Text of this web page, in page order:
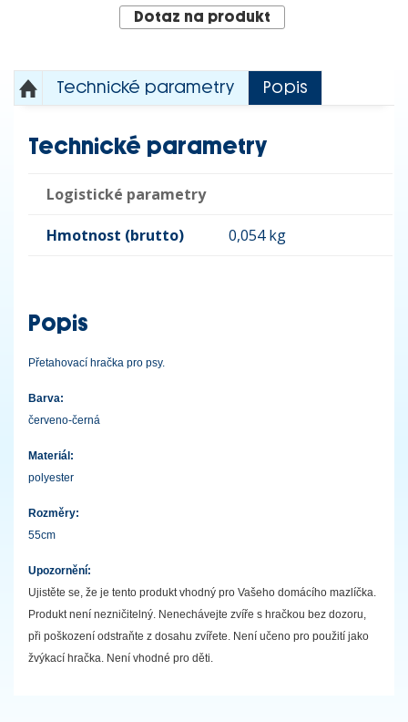
Dotaz na produkt
Technické parametry Popis
Technické parametry
Logistické parametry
Hmotnost (brutto) 0,054 kg
Popis
Přetahovací hračka pro psy.
Barva:
červeno-černá
Materiál:
polyester
Rozměry:
55cm
Upozornění:
Ujistěte se, že je tento produkt vhodný pro Vašeho domácího mazlíčka.
Produkt není nezničitelný. Nenechávejte zvíře s hračkou bez dozoru,
při poškození odstraňte z dosahu zvířete. Není učeno pro použití jako
žvýkací hračka. Není vhodné pro děti.